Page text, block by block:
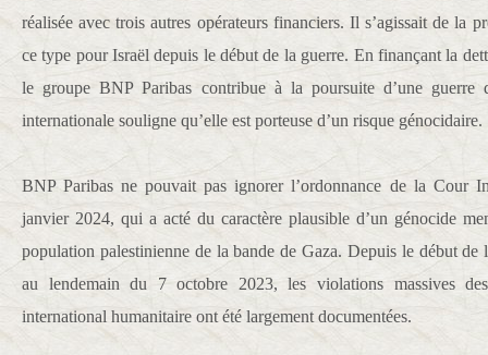
réalisée avec trois autres opérateurs financiers. Il s’agissait de la
ce type pour Israël depuis le début de la guerre. En finançant la
le groupe BNP Paribas contribue à la poursuite d’une
internationale souligne qu’elle est porteuse d’un risque génocidaire.
BNP Paribas ne pouvait pas ignorer l’ordonnance de la Cour
janvier 2024, qui a acté du caractère plausible d’un génocide
population palestinienne de la bande de Gaza. Depuis le début de
au lendemain du 7 octobre 2023, les violations massives
international humanitaire ont été largement documentées.